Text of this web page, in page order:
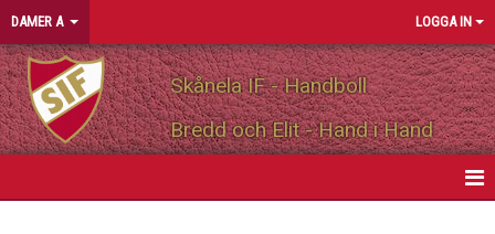
DAMER A LOGGA IN
Skånela IF - Handboll
Bredd och Elit - Hand i Hand